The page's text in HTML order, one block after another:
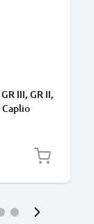
III, GR II,